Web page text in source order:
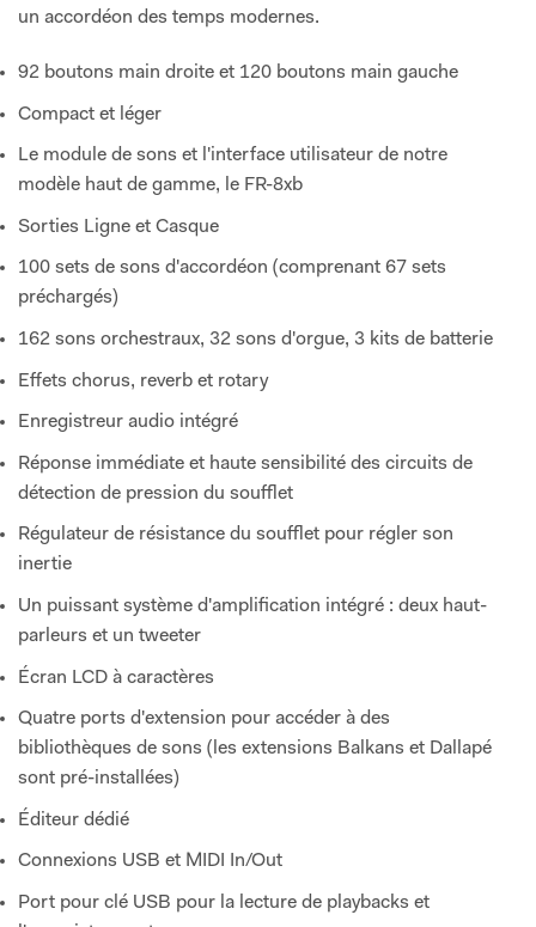
un accordéon des temps modernes.
92 boutons main droite et 120 boutons main gauche
Compact et léger
Le module de sons et l'interface utilisateur de notre
modèle haut de gamme, le FR-8xb
Sorties Ligne et Casque
100 sets de sons d'accordéon (comprenant 67 sets
préchargés)
162 sons orchestraux, 32 sons d'orgue, 3 kits de batterie
Effets chorus, reverb et rotary
Enregistreur audio intégré
Réponse immédiate et haute sensibilité des circuits de
détection de pression du soufflet
Régulateur de résistance du soufflet pour régler son
inertie
Un puissant système d'amplification intégré : deux haut-
parleurs et un tweeter
Écran LCD à caractères
Quatre ports d'extension pour accéder à des
bibliothèques de sons (les extensions Balkans et Dallapé
sont pré-installées)
Éditeur dédié
Connexions USB et MIDI In/Out
Port pour clé USB pour la lecture de playbacks et